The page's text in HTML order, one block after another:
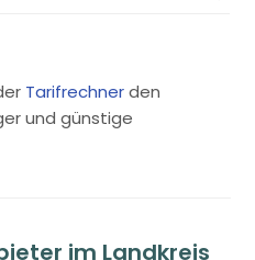
Tarifrechnerden
und günstige
im Landkreis